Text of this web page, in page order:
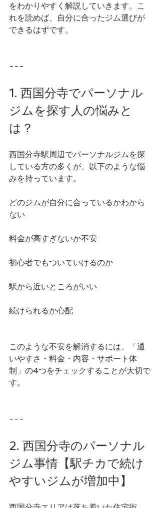
をわかりやすく解説していきます。こ
れを読めば、自分に合ったジム選びが
できるはずです。
---
1. 西国分寺でパーソナル
ジムを探す人の悩みと
は？
西国分寺駅周辺でパーソナルジムを探
している方の多くが、以下のような悩
みを持っています。
どのジムが自分に合っているかわから
ない
料金が高すぎないか不安
初心者でもついていけるのか
駅から近いところがいい
続けられるか心配
このような不安を解消するには、「通
いやすさ・料金・内容・サポート体
制」の4つをチェックすることが大切で
す。
---
2. 西国分寺のパーソナル
ジム事情【駅チカで続け
やすいジムが増加中】